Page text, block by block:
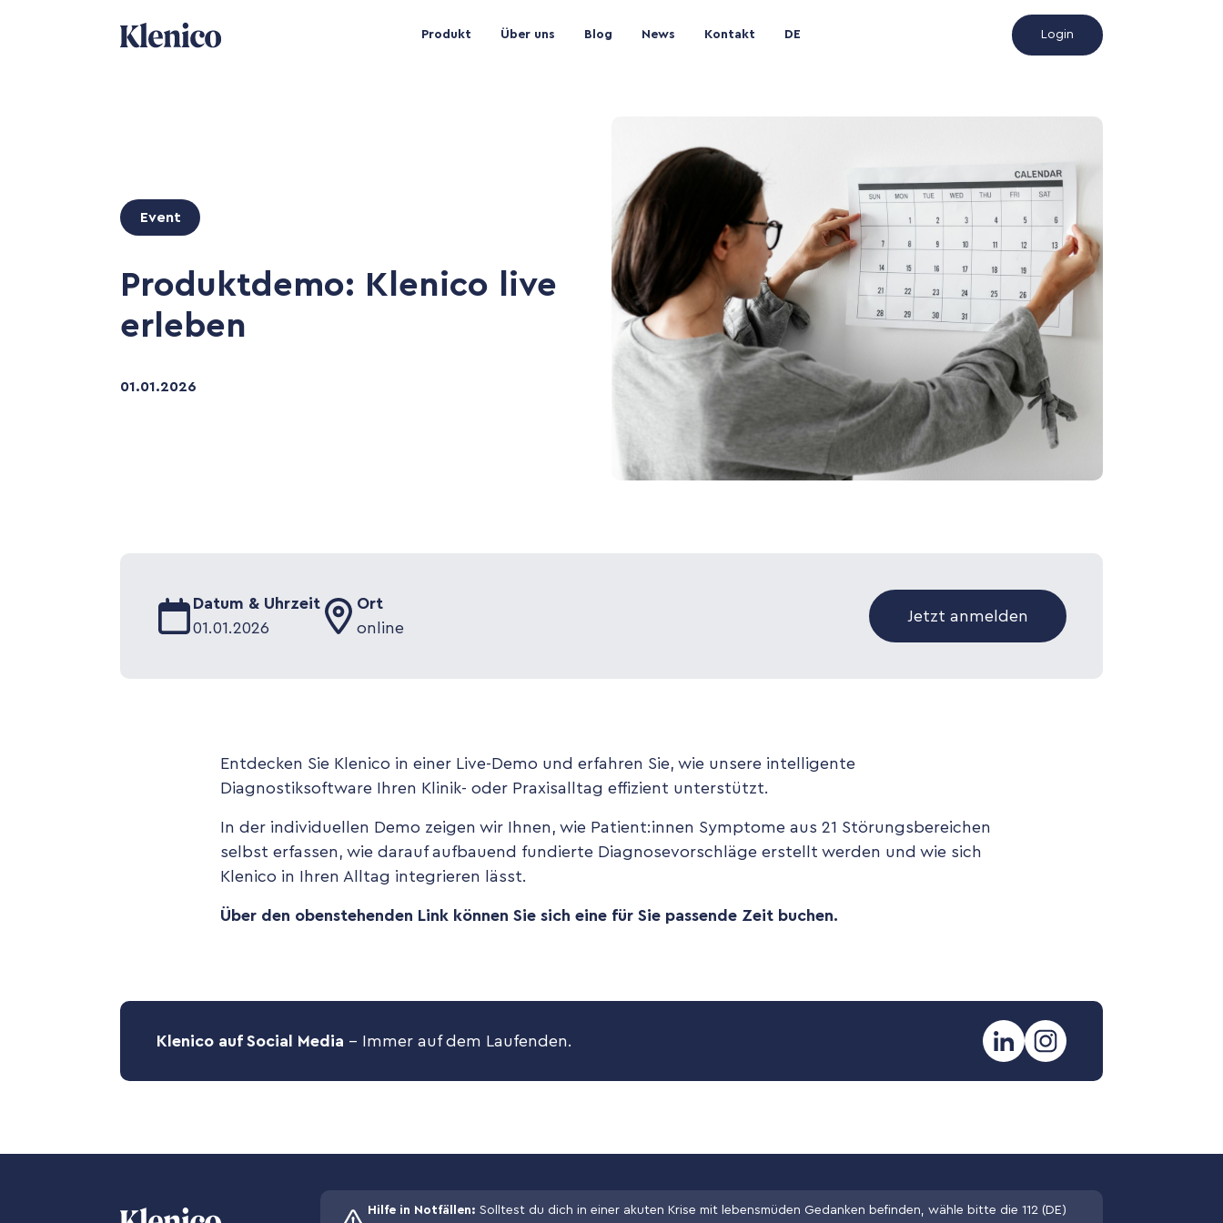
Produkt Über uns Blog News Kontakt DE Login
Event
Produktdemo: Klenico live
erleben
01.01.2026
Datum & Uhrzeit
01.01.2026
Ort
online
Jetzt anmelden
Entdecken Sie Klenico in einer Live-Demo und erfahren Sie, wie unsere intelligente
Diagnostiksoftware Ihren Klinik- oder Praxisalltag effizient unterstützt.
In der individuellen Demo zeigen wir Ihnen, wie Patient:innen Symptome aus 21 Störungsbereichen
selbst erfassen, wie darauf aufbauend fundierte Diagnosevorschläge erstellt werden und wie sich
Klenico in Ihren Alltag integrieren lässt.
Über den obenstehenden Link können Sie sich eine für Sie passende Zeit buchen.
Klenico auf Social Media – Immer auf dem Laufenden.
Hilfe in Notfällen: Solltest du dich in einer akuten Krise mit lebensmüden Gedanken befinden, wähle bitte die 112 (DE)